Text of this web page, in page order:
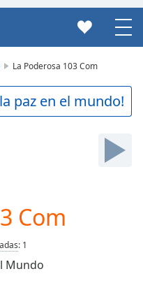
La Poderosa 103 Com
paz en el mundo!
Com
: 1
Mundo